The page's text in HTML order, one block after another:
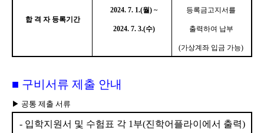
합 격 자 등록기간
2024. 7. 1.(월) ~
2024. 7. 3.(수)
등록금고지서를
출력하여 납부
(가상계좌 입금 가능)
■ 구비서류 제출 안내
▶ 공통 제출 서류
- 입학지원서 및 수험표 각 1 부(진학어플라이에서 출력)